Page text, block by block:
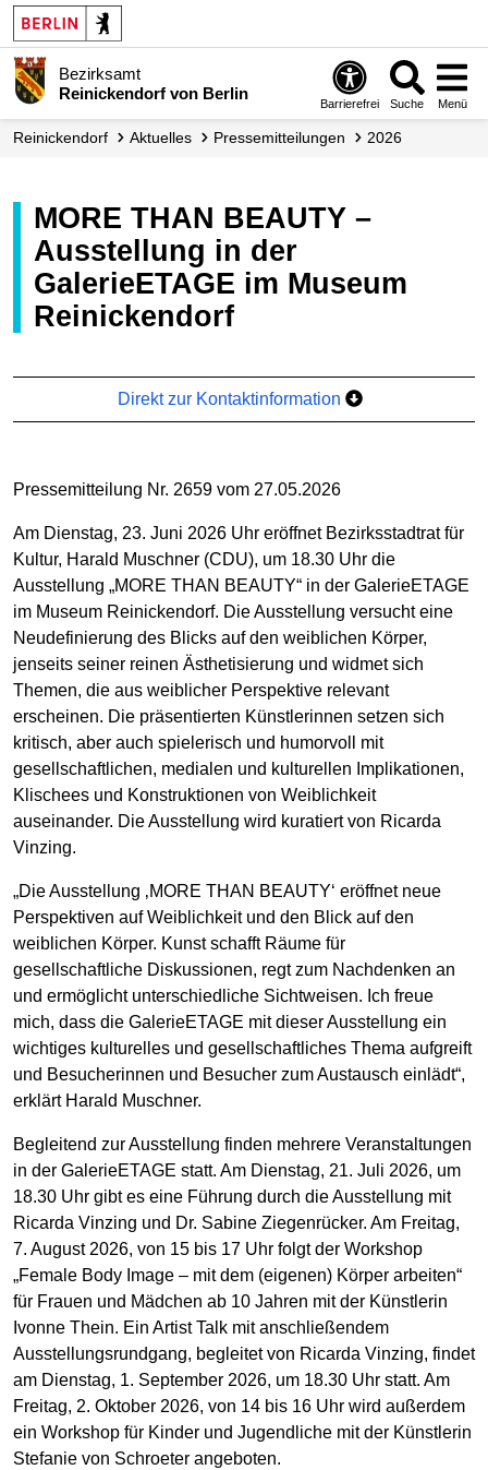
Bezirksamt
Reinickendorf von Berlin
Barrierefrei Suche Menü
Reinickendorf Aktuelles Presse­mitteilungen 2026
MORE THAN BEAUTY –
Ausstellung in der
GalerieETAGE im Museum
Reinickendorf
Direkt zur Kontaktinformation
Pressemitteilung Nr. 2659 vom 27.05.2026
Am Dienstag, 23. Juni 2026 Uhr eröffnet Bezirksstadtrat für
Kultur, Harald Muschner (CDU), um 18.30 Uhr die
Ausstellung „MORE THAN BEAUTY“ in der GalerieETAGE
im Museum Reinickendorf. Die Ausstellung versucht eine
Neudefinierung des Blicks auf den weiblichen Körper,
jenseits seiner reinen Ästhetisierung und widmet sich
Themen, die aus weiblicher Perspektive relevant
erscheinen. Die präsentierten Künstlerinnen setzen sich
kritisch, aber auch spielerisch und humorvoll mit
gesellschaftlichen, medialen und kulturellen Implikationen,
Klischees und Konstruktionen von Weiblichkeit
auseinander. Die Ausstellung wird kuratiert von Ricarda
Vinzing.
„Die Ausstellung ‚MORE THAN BEAUTY‘ eröffnet neue
Perspektiven auf Weiblichkeit und den Blick auf den
weiblichen Körper. Kunst schafft Räume für
gesellschaftliche Diskussionen, regt zum Nachdenken an
und ermöglicht unterschiedliche Sichtweisen. Ich freue
mich, dass die GalerieETAGE mit dieser Ausstellung ein
wichtiges kulturelles und gesellschaftliches Thema aufgreift
und Besucherinnen und Besucher zum Austausch einlädt“,
erklärt Harald Muschner.
Begleitend zur Ausstellung finden mehrere Veranstaltungen
in der GalerieETAGE statt. Am Dienstag, 21. Juli 2026, um
18.30 Uhr gibt es eine Führung durch die Ausstellung mit
Ricarda Vinzing und Dr. Sabine Ziegenrücker. Am Freitag,
7. August 2026, von 15 bis 17 Uhr folgt der Workshop
„Female Body Image – mit dem (eigenen) Körper arbeiten“
für Frauen und Mädchen ab 10 Jahren mit der Künstlerin
Ivonne Thein. Ein Artist Talk mit anschließendem
Ausstellungsrundgang, begleitet von Ricarda Vinzing, findet
am Dienstag, 1. September 2026, um 18.30 Uhr statt. Am
Freitag, 2. Oktober 2026, von 14 bis 16 Uhr wird außerdem
ein Workshop für Kinder und Jugendliche mit der Künstlerin
Stefanie von Schroeter angeboten.